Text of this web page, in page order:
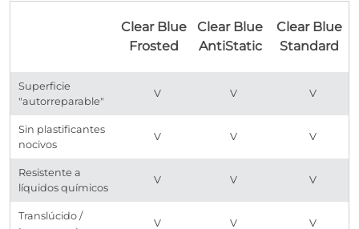
Clear Blue
Frosted
Clear Blue
AntiStatic
Clear Blue
Standard
Superficie
"autorreparable"
V V V
Sin plastificantes
nocivos
V V V
Resistente a
líquidos químicos
V V V
Translúcido /
V V V